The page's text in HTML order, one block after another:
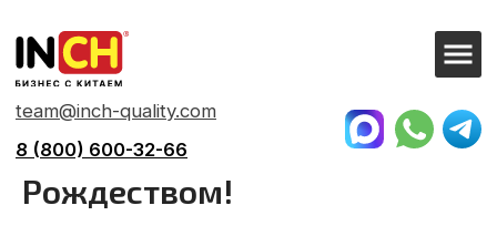
team@inch-quality.com
8 (800) 600-32-66
С Новым годом и
Рождеством!